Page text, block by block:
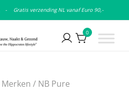
- Gratis verzending NL vanaf Euro 90,-
0
Merken / NB Pure